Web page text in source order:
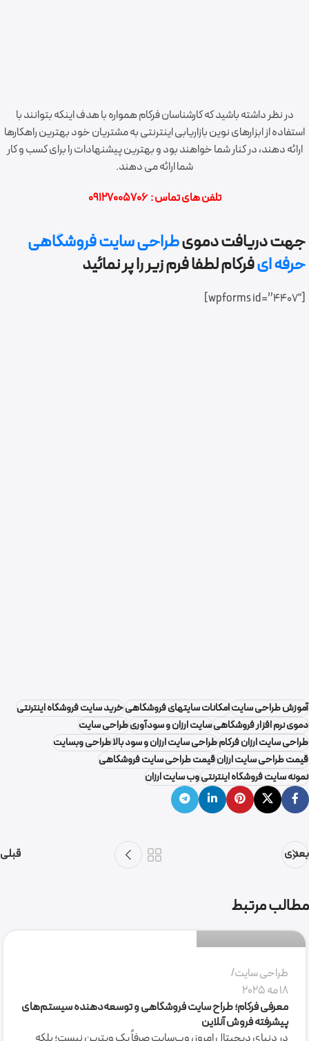
طراحی وب سایت و اپلیکیشن موبایل آوین گلد
در نظر داشته باشید که کارشناسان فرکام همواره با هدف اینکه بتوانند با
استفاده از ابزارهای نوین بازاریابی اینترنتی به مشتریان خود بهترین راهکارها
ارائه دهند، در کنار شما خواهند بود و بهترین پیشنهادات را برای کسب و کار
شما ارائه می دهند.
تلفن های تماس : 09127005706
جهت دریافت دمویطراحی سایت فروشگاهی
حرفه ایفرکام لطفا فرم زیر را پر نمائید
[wpforms id=”4407″]
آموزش طراحی سایتامکانات سایتهای فروشگاهیخرید سایت فروشگاه اینترنتی
دموی نرم افزار فروشگاهیسایت ارزان و سودآوریطراحی سایت
طراحی سایت ارزان فرکامطراحی سایت ارزان و سود بالاطراحی وبسایت
قیمت طراحی سایت ارزانقیمت طراحی سایت فروشگاهی
نمونه سایت فروشگاه اینترنتیوب سایت ارزان
بعدی قبلی
مطالب مرتبط
طراحی سایت
18 مه 2025
معرفی فرکام؛ طراح سایت فروشگاهی و توسعه‌دهنده سیستم‌های
پیشرفته فروش آنلاین